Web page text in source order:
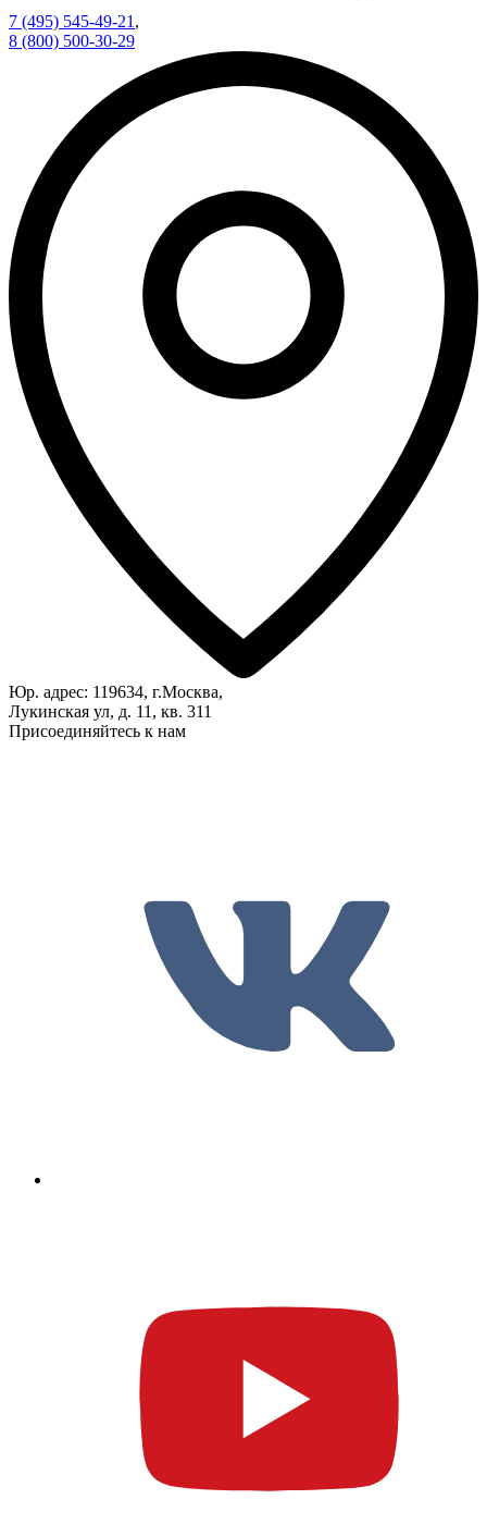
7 (495) 545-49-21 ,
8 (800) 500-30-29
Юр. адрес: 119634, г.Москва,
Лукинская ул, д. 11, кв. 311
Присоединяйтесь к нам